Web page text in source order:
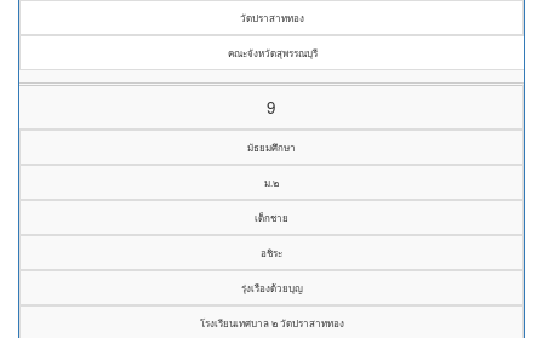
วัดปราสาททอง
คณะจังหวัดสุพรรณบุรี
9
มัธยมศึกษา
ม.๒
เด็กชาย
อชิระ
รุ่งเรืองด้วยบุญ
โรงเรียนเทศบาล ๒ วัดปราสาททอง